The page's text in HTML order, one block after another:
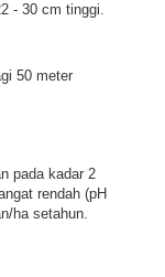
- 30 cm tinggi.
50 meter
pada kadar 2
rendah (pH
ha setahun.